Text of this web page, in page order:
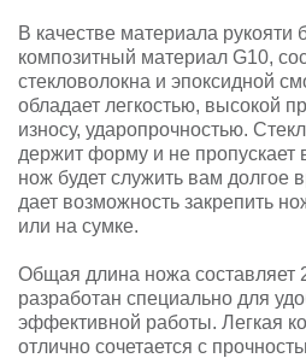
В качестве материала рукояти
композитный материал G10,
стекловолокна и эпоксидной
обладает легкостью, высокой
износу, ударопрочностью.
держит форму и не пропускает
нож будет служить вам долгое
дает возможность закрепить
или на сумке.
Общая длина ножа составляет
разработан специально для
эффективной работы. Легкая
отлично сочетается с